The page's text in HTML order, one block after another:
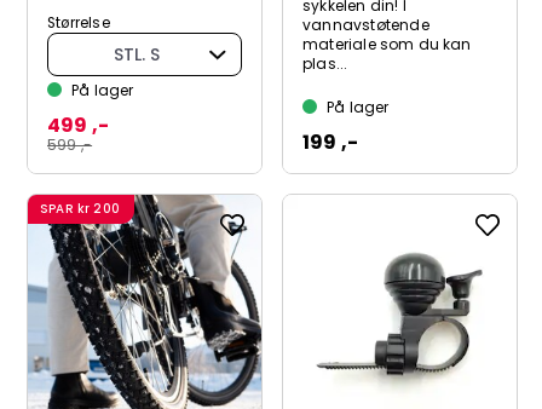
Størrelse
STL. S
På lager
599 ,-
499 ,-
sykkelen din! I
vannavstøtende
materiale som du kan
plas...
På lager
199 ,-
SPAR kr 200